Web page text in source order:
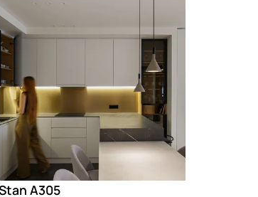
A305